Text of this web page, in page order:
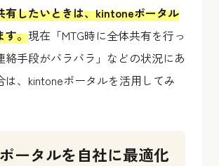
有したいときは、kintoneポータル
す。現在「MTG時に全体共有を行っ
絡手段がバラバラ」などの状況にあ
は、kintoneポータルを活用してみ
ータルを自社に最適化